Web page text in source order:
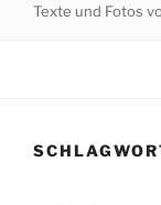
Texte und Fotos